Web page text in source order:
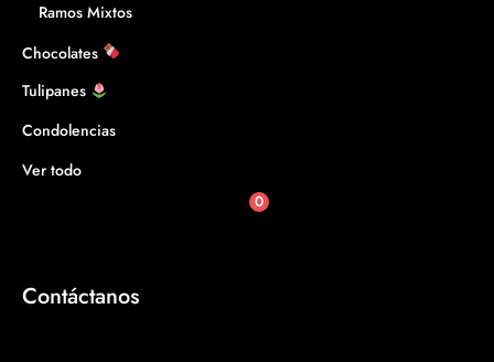
Ramos Mixtos
Chocolates
Tulipanes
Condolencias
Ver todo
0
Contáctanos